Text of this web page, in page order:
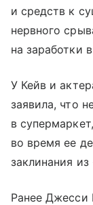
и средств к
нервного
на заработки
У Кейв и
заявила, что
в
во время ее
заклинания
Ранее Джесси